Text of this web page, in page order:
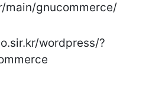
main/gnucommerce/
wordpress/?